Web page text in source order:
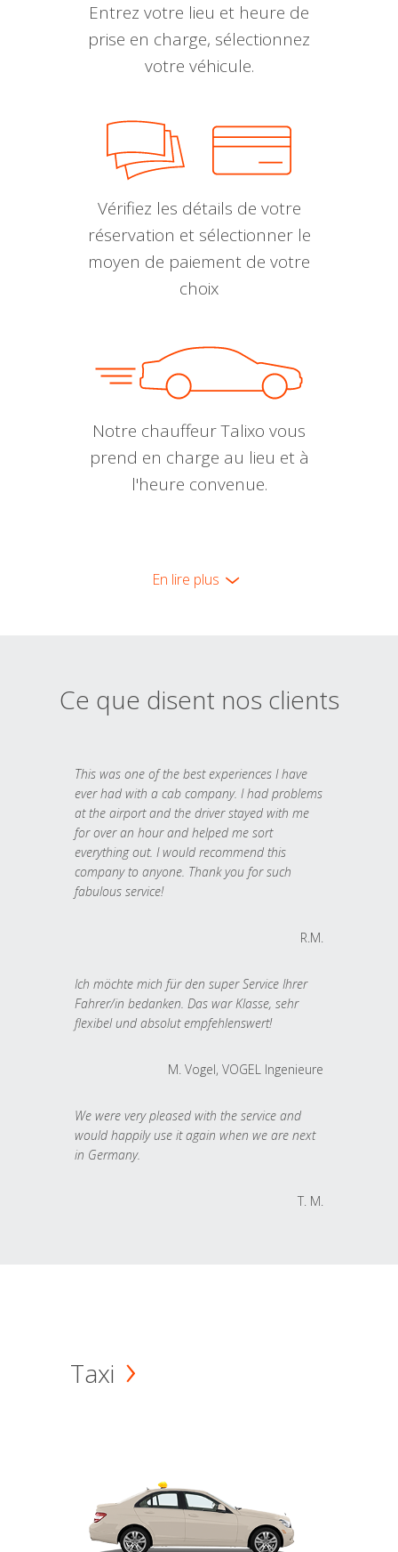
Entrez votre lieu et heure de
prise en charge, sélectionnez
votre véhicule.
Vérifiez les détails de votre
réservation et sélectionner le
moyen de paiement de votre
choix
Notre chauffeur Talixo vous
prend en charge au lieu et à
l'heure convenue.
En lire plus
Ce que disent nos clients
This was one of the best experiences I have
ever had with a cab company. I had problems
at the airport and the driver stayed with me
for over an hour and helped me sort
everything out. I would recommend this
company to anyone. Thank you for such
fabulous service!
R.M.
Ich möchte mich für den super Service Ihrer
Fahrer/in bedanken. Das war Klasse, sehr
flexibel und absolut empfehlenswert!
M. Vogel, VOGEL Ingenieure
We were very pleased with the service and
would happily use it again when we are next
in Germany.
T. M.
Taxi